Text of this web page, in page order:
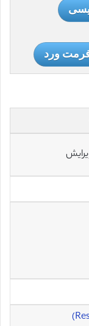
فرمت ورد